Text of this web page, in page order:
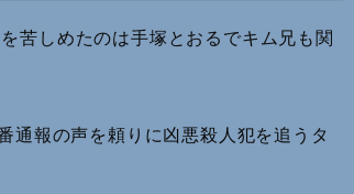
苦しめたのは手塚とおるでキム兄も関
通報の声を頼りに凶悪殺人犯を追うタ